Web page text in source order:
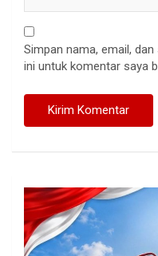
Simpan nama, email,
ini untuk komentar saya